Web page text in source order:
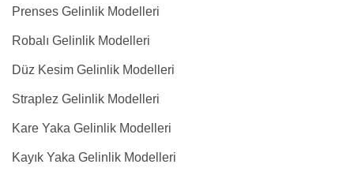
Prenses Gelinlik Modelleri
Robalı Gelinlik Modelleri
Düz Kesim Gelinlik Modelleri
Straplez Gelinlik Modelleri
Kare Yaka Gelinlik Modelleri
Kayık Yaka Gelinlik Modelleri